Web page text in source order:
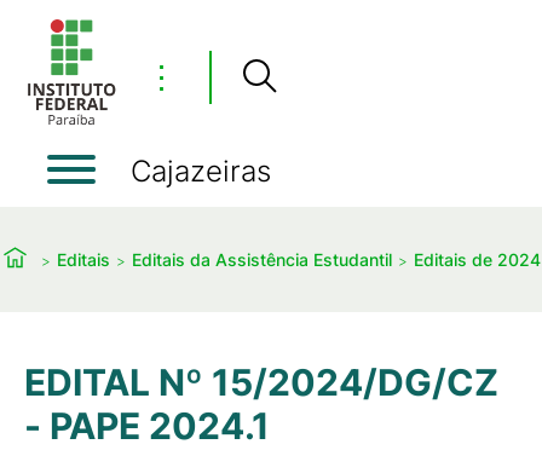
⋮
Cajazeiras
Editais Editais da Assistência Estudantil Editais de 2024
EDITAL Nº 15/2024/DG/CZ
- PAPE 2024.1